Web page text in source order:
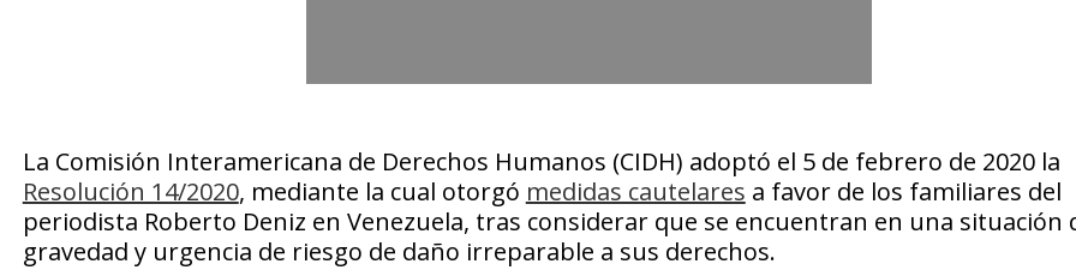
La Comisión Interamericana de Derechos Humanos (CIDH) adoptó el 5 de febrero de 2020 la
Resolución 14/2020, mediante la cual otorgó medidas cautelares a favor de los familiares del
periodista Roberto Deniz en Venezuela, tras considerar que se encuentran en una situación
gravedad y urgencia de riesgo de daño irreparable a sus derechos.